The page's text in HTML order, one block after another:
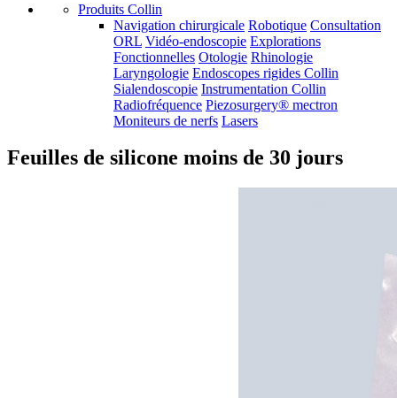
Produits Collin
Navigation chirurgicale Robotique Consultation
ORL Vidéo-endoscopie Explorations
Fonctionnelles Otologie Rhinologie
Laryngologie Endoscopes rigides Collin
Sialendoscopie Instrumentation Collin
Radiofréquence Piezosurgery® mectron
Moniteurs de nerfs Lasers
Feuilles de silicone moins de 30 jours